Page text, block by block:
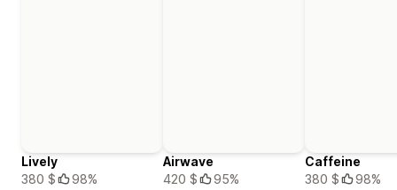
Lively
380 $
98%
Airwave
420 $
95%
Caffeine
380 $
98%